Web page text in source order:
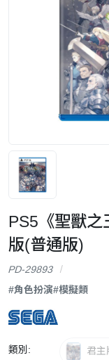
PS5《聖獸
版(普通版)
PD-29893
#角色扮演#模擬類
類別: 君主